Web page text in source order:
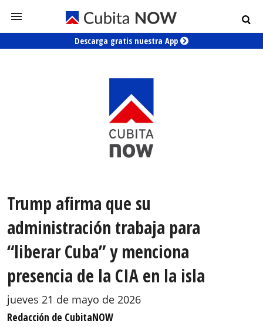
Descarga gratis nuestra App
Trump afirma que su
administración trabaja para
“liberar Cuba” y menciona
presencia de la CIA en la isla
jueves 21 de mayo de 2026
Redacción de CubitaNOW